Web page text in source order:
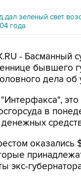
дал зеленый свет
года
-
бывшего
дела об
в
экс-